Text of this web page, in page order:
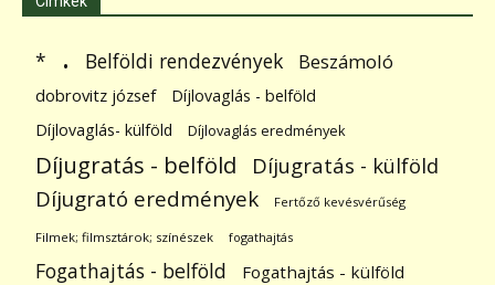
* . Belföldi rendezvények Beszámoló
dobrovitz józsef
Díjlovaglás - belföld
Díjlovaglás- külföld
Díjlovaglás eredmények
Díjugratás - belföld Díjugratás - külföld
Díjugrató eredmények Fertőző kevésvérűség
Filmek; filmsztárok; színészek fogathajtás
Fogathajtás - belföld Fogathajtás - külföld